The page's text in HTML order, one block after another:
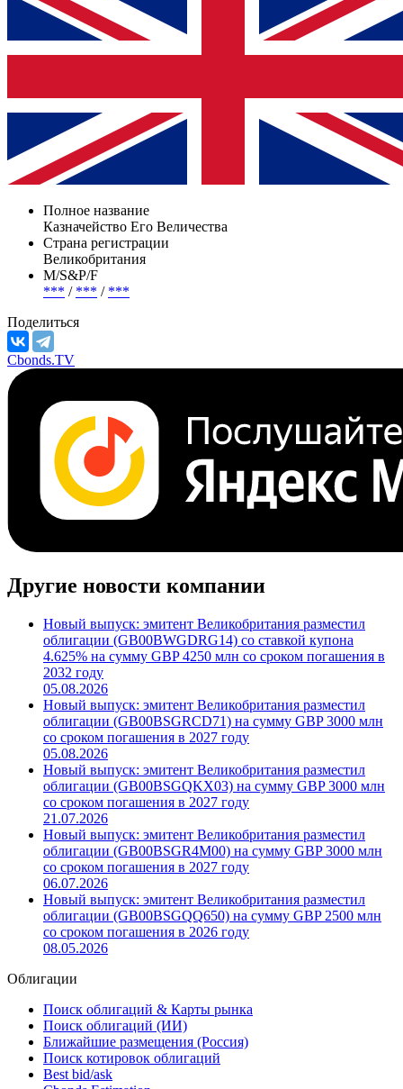
Эмитент —Великобритания
Полное название
Казначейство Его Величества
Великобритания
М/S&P/F
***/
Поделиться
Cbonds.TV
Другие новости компании
Новый выпуск: эмитент Великобритания разместил
облигации (GB00BWGDRG14) со ставкой купона
4.625% на сумму GBP 4250 млн со сроком погашения в
2032 году
05.08.2026
Новый выпуск: эмитент Великобритания разместил
облигации (GB00BSGRCD71) на сумму GBP 3000 млн
со сроком погашения в 2027 году
05.08.2026
Новый выпуск: эмитент Великобритания разместил
облигации (GB00BSGQKX03) на сумму GBP 3000 млн
со сроком погашения в 2027 году
21.07.2026
Новый выпуск: эмитент Великобритания разместил
облигации (GB00BSGR4M00) на сумму GBP 3000 млн
со сроком погашения в 2027 году
06.07.2026
облигации (GB00BSGQQ650) на сумму GBP 2500 млн
08.05.2026
Облигации
Поиск облигаций & Карты рынка